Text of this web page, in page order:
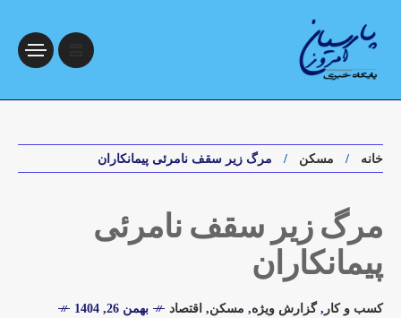
خانه مسکن مرگ زیر سقف نامرئی پیمانکاران
مرگ زیر سقف نامرئی
پیمانکاران
کسب و کار ,گزارش ویژه, مسکن, اقتصاد
بهمن 26, 1404